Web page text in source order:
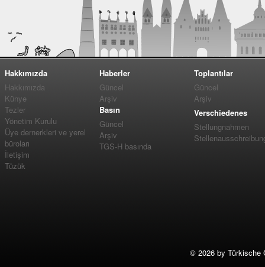
Hakkımızda
Hakkımızda
Künye
Tezler
Yönetim Kurulu
Üye dernerkleri ve yerel
büroları
İletişim
Tüzük
Haberler
Güncel
Arşiv
Basın
Güncel
Arşiv
TGS-H basında
Toplantılar
Güncel
Arşiv
Verschiedenes
Stellungnahmen
© 2026 by Türkische